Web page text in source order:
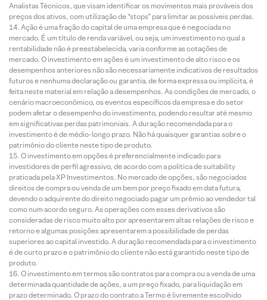
Analistas Técnicos, que visam identificar os movimentos mais prováveis dos
preços dos ativos, com utilização de “stops” para limitar as possíveis perdas.
Ação é uma fração do capital de uma empresa que é negociada no
mercado. É um título de renda variável, ou seja, um investimento no qual a
rentabilidade não é preestabelecida, varia conforme as cotações de
mercado. O investimento em ações é um investimento de alto risco e os
desempenhos anteriores não são necessariamente indicativos de resultados
futuros e nenhuma declaração ou garantia, de forma expressa ou implícita, é
feita neste material em relação a desempenhos. As condições de mercado, o
cenário macroeconômico, os eventos específicos da empresa e do setor
podem afetar o desempenho do investimento, podendo resultar até mesmo
em significativas perdas patrimoniais. A duração recomendada para o
investimento é de médio-longo prazo. Não há quaisquer garantias sobre o
patrimônio do cliente neste tipo de produto.
O investimento em opções é preferencialmente indicado para
investidores de perfil agressivo, de acordo com a política de suitability
praticada pela XP Investimentos. No mercado de opções, são negociados
direitos de compra ou venda de um bem por preço fixado em data futura,
devendo o adquirente do direito negociado pagar um prêmio ao vendedor tal
como num acordo seguro. As operações com esses derivativos são
consideradas de risco muito alto por apresentarem altas relações de risco e
retorno e algumas posições apresentarem a possibilidade de perdas
superiores ao capital investido. A duração recomendada para o investimento
é de curto prazo e o patrimônio do cliente não está garantido neste tipo de
produto.
O investimento em termos são contratos para compra ou a venda de uma
determinada quantidade de ações, a um preço fixado, para liquidação em
prazo determinado. O prazo do contrato a Termo é livremente escolhido